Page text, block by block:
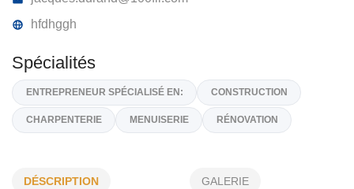
1, Rue De La Vallée Des Rois, Saint-Jean-De-Matha
(450) 886 2560
(450) 886 3018
jacques.durand@100fil.com
DÉSCRIPTION GALERIE